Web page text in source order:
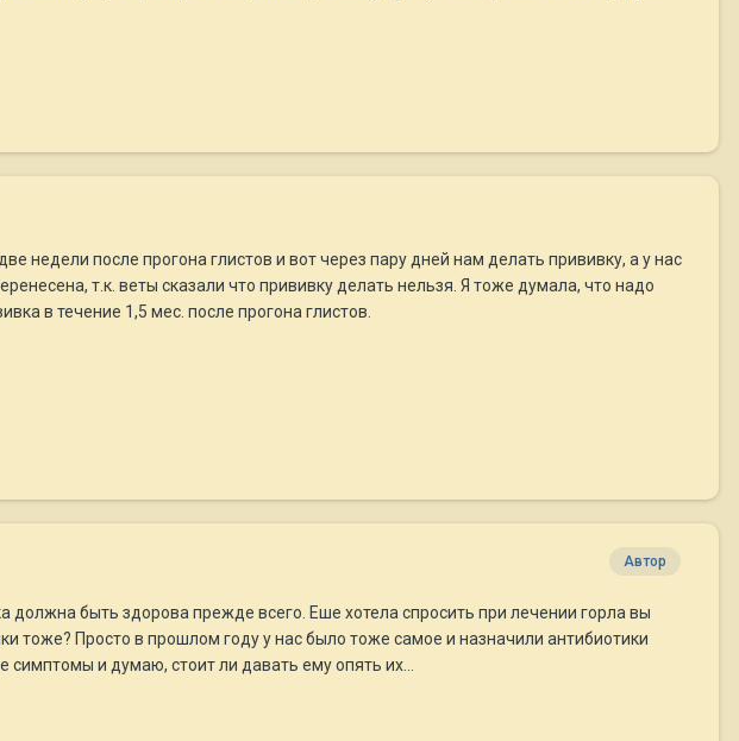
недели после прогона глистов и вот через пару дней нам делать прививку, а у нас
т.к. веты сказали что прививку делать нельзя. Я тоже думала, что надо
в течение 1,5 мес. после прогона глистов.
Автор
быть здорова прежде всего. Еше хотела спросить при лечении горла вы
тоже? Просто в прошлом году у нас было тоже самое и назначили антибиотики
симптомы и думаю, стоит ли давать ему опять их...